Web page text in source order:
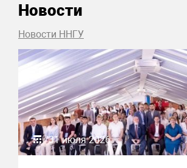
Новости
Новости ННГУ
31 июля 2026